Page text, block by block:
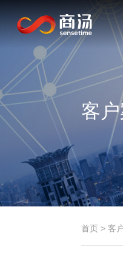
客
首页 >客